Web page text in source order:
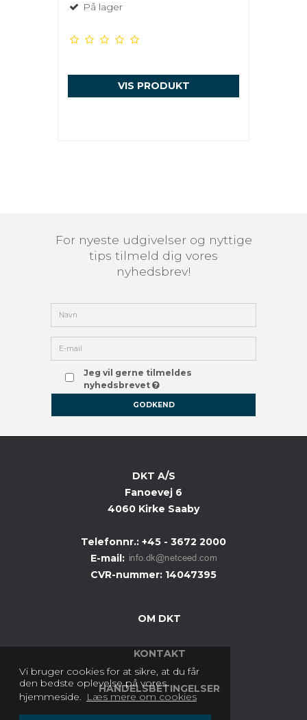
Vi bruger cookies for at sikre, at du får
den bedste oplevelse på vores
hjemmeside. Læs mere om cookies
På lager
VIS PRODUKT
For nyeste udgivelser og nyttige
tips tilmeld dig vores
nyhedsbrev!
Jeg vil gerne tilmeldes
nyhedsbrevet
GODKEND
DKT A/S
Fanoevej 6
4060 Kirke Saaby
Telefonnr.: +45 - 3672 2000
E-mail:
CVR-nummer: 14047395
OM DKT
KONTAKT
HANDELSBETINGELSER